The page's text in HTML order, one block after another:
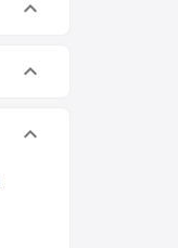
keyboard_arrow_down
keyboard_arrow_down
keyboard_arrow_down